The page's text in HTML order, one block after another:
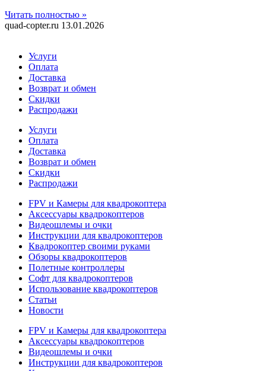
Читать полностью »
quad-copter.ru 13.01.2026
Услуги
Оплата
Доставка
Возврат и обмен
Скидки
Распродажи
Услуги
Оплата
Доставка
Возврат и обмен
Скидки
Распродажи
FPV и Камеры для квадрокоптера
Аксессуары квадрокоптеров
Видеошлемы и очки
Инструкции для квадрокоптеров
Квадрокоптер своими руками
Обзоры квадрокоптеров
Полетные контроллеры
Софт для квадрокоптеров
Использование квадрокоптеров
Статьи
Новости
FPV и Камеры для квадрокоптера
Аксессуары квадрокоптеров
Видеошлемы и очки
Инструкции для квадрокоптеров